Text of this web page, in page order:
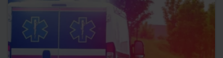
bezpieczeństwo Twoje i innych!